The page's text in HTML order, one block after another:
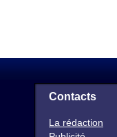
Contacts
La rédaction